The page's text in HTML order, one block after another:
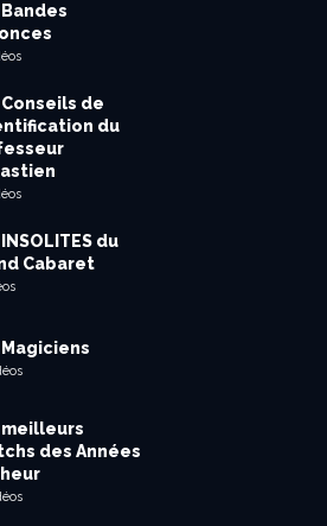
Bandes
Conseils de
du
du
Cabaret
meilleurs
des Années